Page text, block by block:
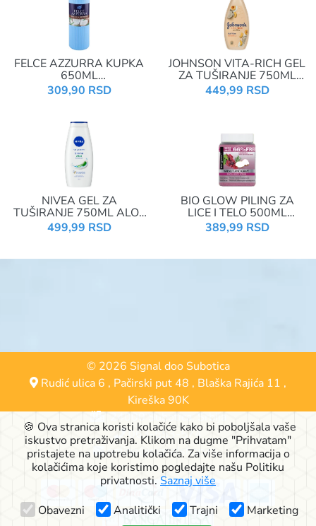
FELCE AZZURRA KUPKA
650ML
COCCO&BAMBOO
309,90 RSD
JOHNSON VITA-RICH GEL
ZA TUŠIRANJE 750ML
JOGURT, BRESKVA I
KOKOS
449,99 RSD
NIVEA GEL ZA
TUŠIRANJE 750ML ALOE
VERA 82697
499,99 RSD
BIO GLOW PILING ZA
LICE I TELO 500ML
WALNUT&GRAPE
389,99 RSD
© 2026 Signal doo Subotica
Rudić ulica 6 , Pačirski put 48 , Blaška Rajića 11 ,
Kireška 90K
24000 Subotica, Srbija
063-553-574
online@signalshop.rs
🍪 Ova stranica koristi kolačiće kako bi poboljšala vaše
iskustvo pretraživanja. Klikom na dugme "Prihvatam"
pristajete na upotrebu kolačića. Za više informacija o
kolačićima koje koristimo pogledajte našu Politiku
privatnosti. Saznaj više
Obavezni
Analitički Trajni Marketing